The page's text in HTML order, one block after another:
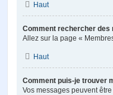
Haut
Comment rechercher des
Allez sur la page «
Haut
Comment puis-je trouver
Vos messages peuvent